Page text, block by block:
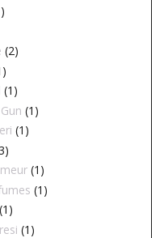
(2)
(1)
(1)
(1)
(1)
(1)
(1)
(1)